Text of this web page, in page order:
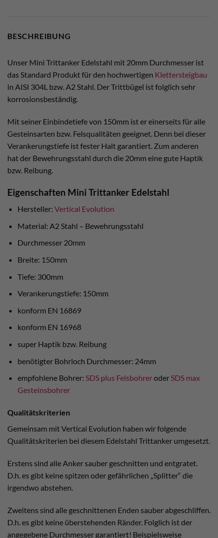
BESCHREIBUNG
Unser Mini Trittanker Edelstahl mit 20mm Durchmesser ist
das Standard Produkt für den hochwertigen Klettersteigbau
in AISI 304L bzw. A2 Stahl. Der Trittbügel ist folglich sehr
korrosionsbeständig.
Mit seiner Einbindetiefe von 150mm ist er einerseits für alle
Gesteinsarten bzw. Felsqualitäten geeignet. Denn bei dieser
Verankerungstiefe ist fester Halt garantiert. Zum anderen
hat der Bewehrungsstahl durch die 20mm eine gute Haptik
bzw. Reibung.
Eigenschaften Mini Trittanker Edelstahl
Hersteller: Vertical Evolution
Material: A2 Stahl – Bewehrungsstahl
Durchmesser 20mm
Breite: 150mm
Tiefe: 300mm
Verankerungstiefe: 150mm
konform EN 16869
konform EN 16968
super Haptik bzw. Reibung
benötigter Bohrloch Durchmesser: 24mm
empfohlene Bohrer: SDS plus FelsbohreroderSDS max
Gesteinsbohrer
Qualitätskriterien
Gemeinsam mit Vertical Evolution haben wir folgende
Qualitätskriterien bei diesem Edelstahl Trittanker umgesetzt.
Erstens sind alle Anker sauber geschnitten und entgratet.
D.h. es gibt keine spitzen oder gefährlichen „Splitter“ die
irgendwo abstehen.
Zweitens sind alle geschnittenen Enden sauber abgeschliffen.
D.h. es gibt keine überstehenden Ränder. Folglich ist der
angegebene Durchmesser garantiert! Beispielsweise